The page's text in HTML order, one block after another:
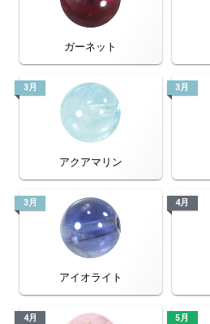
ガーネット
3月
アクアマリン
3月
3月
アイオライト
4月
4月 5月